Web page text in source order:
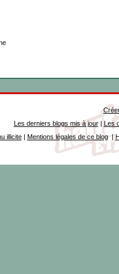
Les derniers blogs mis à jour| Les
illicite| Mentions légales de ce blog|